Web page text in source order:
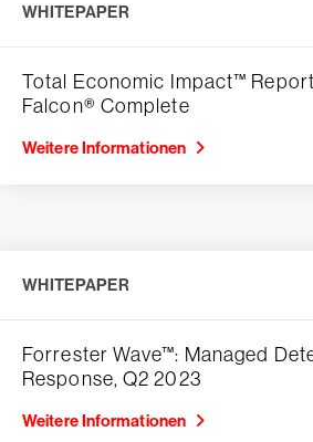
WHITEPAPER
Total Economic Impact™
Falcon® Complete
Weitere Informationen
WHITEPAPER
Forrester Wave™: Managed
Response, Q2 2023
Weitere Informationen